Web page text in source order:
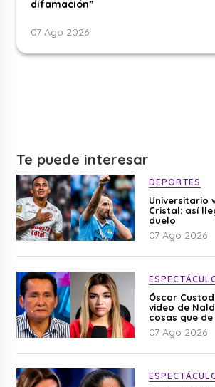
difamación”
07 Ago 2026
Te puede interesar
DEPORTES
Universitario
Cristal: así
duelo
07 Ago 2026
Óscar
video de
cosas que
editado”
07 Ago 2026